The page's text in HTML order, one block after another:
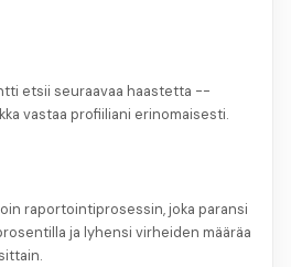
etsii seuraavaa haastetta --
vastaa profiiliani erinomaisesti.
raportointiprosessin, joka paransi
ja lyhensi virheiden määräa